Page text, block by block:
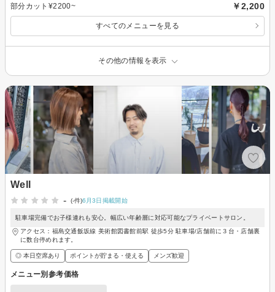
部分カット¥2200~ ￥2,200
すべてのメニューを見る
その他の情報を表示
Well
-
(-件)6月3日掲載開始
駐車場完備でお子様連れも安心。幅広い年齢層に対応可能なプライベートサロン。
アクセス：福島交通飯坂線 美術館図書館前駅 徒歩5分 駐車場/店舗前に３台・店舗裏
に数台停めれます。
◎ 本日空席あり ポイントが貯まる・使える メンズ歓迎
メニュー別参考価格